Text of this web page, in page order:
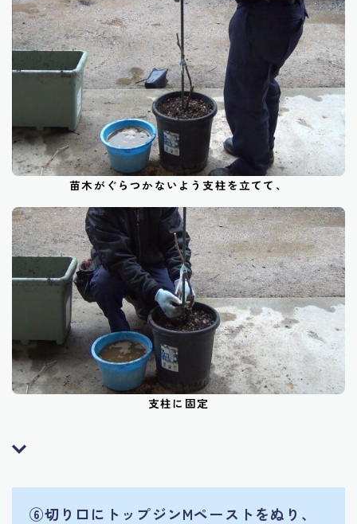
苗木がぐらつかないよう支柱を立てて、
支柱に固定
⑥切り口にトップジンMペーストをぬり、